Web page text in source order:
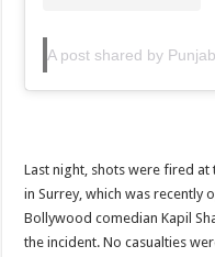
Last night, shots were fired at
in Surrey, which was recently
Bollywood comedian Kapil
the incident. No casualties